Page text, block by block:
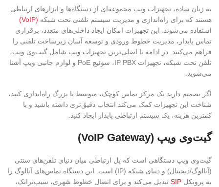
به زبان ساده، تجهیزات ویپ مجموعه‌ای از دستگاه‌ها و ابزارهای ارتباطی
هستند که برای راه‌اندازی و مدیریت سیستم تلفنی تحت شبکه (VoIP)
استفاده می‌شوند. این تجهیزات امکان ایجاد داخلی‌های متعدد، برقراری
تماس پایدار، مدیریت خطوط ورودی و توسعه آسان زیرساخت تلفنی را
فراهم می‌کنند. در ادامه با اصلی‌ترین تجهیزات ویپ شامل گیت‌وی ویپ،
تلفن تحت شبکه، تجهیزات IP PBX، سوئیچ PoE و لوازم جانبی ویپ آشنا
می‌شوید.
اگر تصمیم دارید یک مرکز تماس کوچک، متوسط یا بزرگ راه‌اندازی کنید،
شناخت این تجهیزات کمک می‌کند انتخاب دقیق‌تری داشته باشید و با
کمترین هزینه، یک سیستم ارتباطی پایدار ایجاد کنید.
گیت‌وی ویپ (VoIP Gateway)
گیت‌وی ویپ دستگاهی است که پل ارتباطی میان دنیای تلفن‌های سنتی
(آنالوگ/دیجیتال) و دنیای شبکه (IP) است. این دستگاه تماس‌های آنالوگ را
به پروتکل SIP تبدیل می‌کند و برای اتصال خطوط شهری، سیپ‌ترانک،